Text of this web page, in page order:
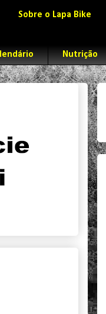
Sobre o Lapa Bike
Nutrição